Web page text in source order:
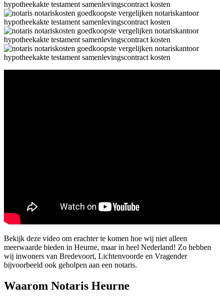
Bekijk deze video om erachter te komen hoe wij niet alleen
meerwaarde bieden in Heurne, maar in heel Nederland! Zo hebben
wij inwoners van Bredevoort, Lichtenvoorde en Vragender
bijvoorbeeld ook geholpen aan een notaris.
Waarom Notaris Heurne